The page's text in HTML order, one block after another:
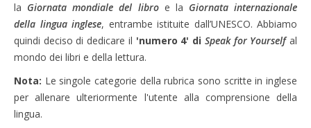
la Giornata mondiale del libro e la Giornata internazionale
della lingua inglese, entrambe istituite dall’UNESCO. Abbiamo
quindi deciso di dedicare il 'numero 4' di Speak for Yourselfal
mondo dei libri e della lettura.
Nota: Le singole categorie della rubrica sono scritte in inglese
per allenare ulteriormente l'utente alla comprensione della
lingua.